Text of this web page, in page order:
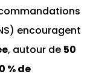
encouragent
, autour de 50
% de